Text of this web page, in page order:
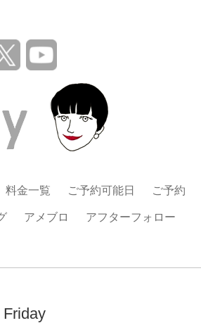
料金一覧 ご予約可能日 ご予約
アメブロ アフターフォロー